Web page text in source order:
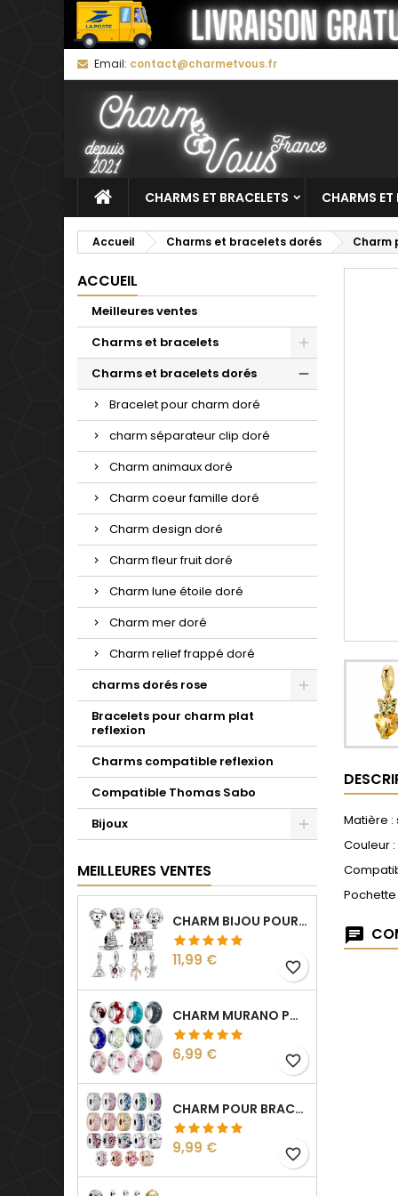
Email: contact@charmetvous.fr
CHARMS ET BRACELETS CHARMS ET
Accueil Charms et bracelets dorés Charm
ACCUEIL
Meilleures ventes
Charms et bracelets
Charms et bracelets dorés
Bracelet pour charm doré
charm séparateur clip doré
Charm animaux doré
Charm coeur famille doré
Charm design doré
Charm fleur fruit doré
Charm lune étoile doré
Charm mer doré
Charm relief frappé doré
charms dorés rose
Bracelets pour charm plat
reflexion
Charms compatible reflexion
Compatible Thomas Sabo
Bijoux
MEILLEURES VENTES
CHARM BIJOU POUR BRACELET COLLECTION HARRY
Prix
11,99 € favorite_border
CHARM MURANO POUR BRACELET SÉPARATEUR FLEUR COEUR TRANSPARENT
Prix
6,99 € favorite_border
CHARM POUR BRACELET COLLECTION CLIP STRASS SÉPARATEUR ESPACEUR
Prix
9,99 € favorite_border
Matière :
Couleur